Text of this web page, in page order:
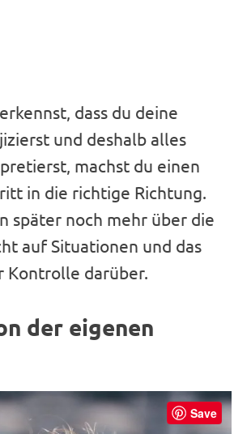
dass du deine
und deshalb alles
machst du einen
in die richtige Richtung.
später noch mehr über die
auf Situationen und das
Kontrolle darüber.
der eigenen
Save